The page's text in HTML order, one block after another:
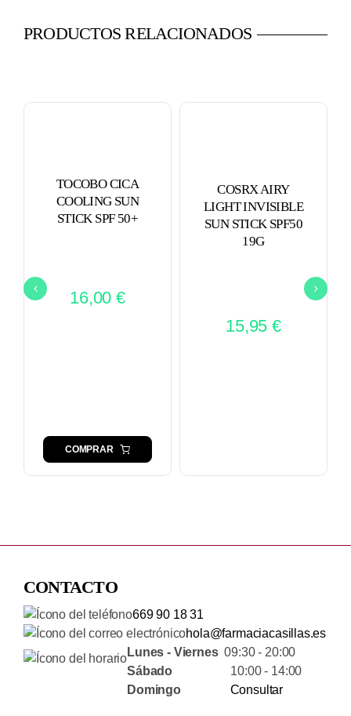
PRODUCTOS RELACIONADOS
TOCOBO CICA
COOLING SUN
STICK SPF 50+
16,00 €
COMPRAR
COSRX AIRY
LIGHT INVISIBLE
SUN STICK SPF50
19G
15,95 €
CONTACTO
669 90 18 31
hola@farmaciacasillas.es
Lunes - Viernes09:30 - 20:00
Sábado 10:00 - 14:00
Domingo
Consultar